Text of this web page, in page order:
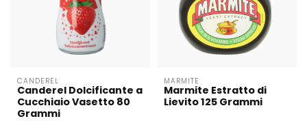
CANDEREL
Canderel Dolcificante a
Cucchiaio Vasetto 80
Grammi
MARMITE
Marmite Estratto di
Lievito 125 Grammi